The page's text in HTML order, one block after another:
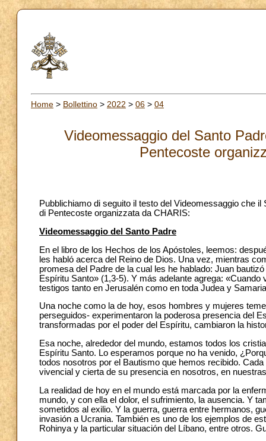
Home > Bollettino > 2022 > 06 > 04
Videomessaggio del Santo
Pentecoste
Pubblichiamo di seguito il testo del Videomessaggio che
di Pentecoste organizzata da CHARIS:
Videomessaggio del Santo Padre
En el libro de los Hechos de los Apóstoles, leemos:
les habló acerca del Reino de Dios. Una vez, mientras
promesa del Padre de la cual les he hablado: Juan
Espíritu Santo» (1,3-5). Y más adelante agrega:
testigos tanto en Jerusalén como en toda Judea y
Una noche como la de hoy, esos hombres y mujeres
perseguidos- experimentaron la poderosa presencia del
transformadas por el poder del Espíritu, cambiaron la
Esa noche, alrededor del mundo, estamos todos los
Espíritu Santo. Lo esperamos porque no ha venido,
todos nosotros por el Bautismo que hemos recibido.
vivencial y cierta de su presencia en nosotros, en
La realidad de hoy en el mundo está marcada por la
mundo, y con ella el dolor, el sufrimiento, la ausencia. Y
sometidos al exilio. Y la guerra, guerra entre hermanos,
invasión a Ucrania. También es uno de los ejemplos de
Rohinya y la particular situación del Líbano, entre otros.